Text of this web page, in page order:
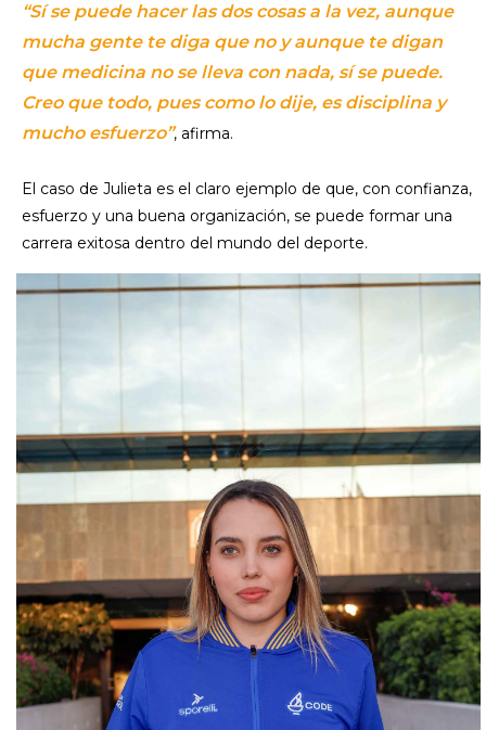
“Sí se puede hacer las dos cosas a la vez, aunque
mucha gente te diga que no y aunque te digan
que medicina no se lleva con nada, sí se puede.
Creo que todo, pues como lo dije, es disciplina y
mucho esfuerzo”, afirma.
El caso de Julieta es el claro ejemplo de que, con confianza,
esfuerzo y una buena organización, se puede formar una
carrera exitosa dentro del mundo del deporte.